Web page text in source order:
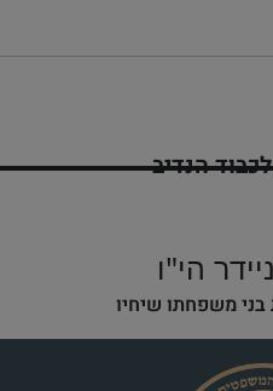
הנדיב
הי"ו
משפחתו שיחיו